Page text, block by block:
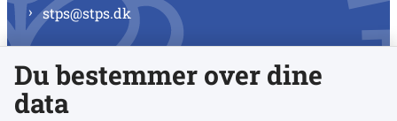
stps@stps.dk
Se alle kontaktnumre
Du bestemmer over dine
data